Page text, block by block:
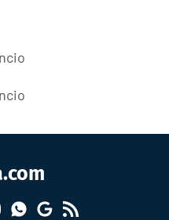
Whatsapp
Google
RSS